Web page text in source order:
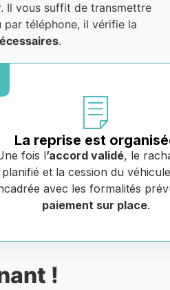
Il vous suffit de transmettre
téléphone, il vérifie la
.
La reprise est
fois l’accord validé, le
planifié et la cession du
avec les formalités
paiement sur place.
!